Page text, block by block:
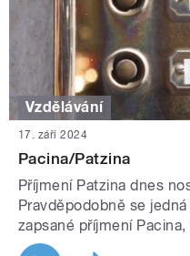
Vzdělávání
17. září 2024
Pacina/Patzina
Příjmení Patzina dnes
Pravděpodobně se
zapsané příjmení